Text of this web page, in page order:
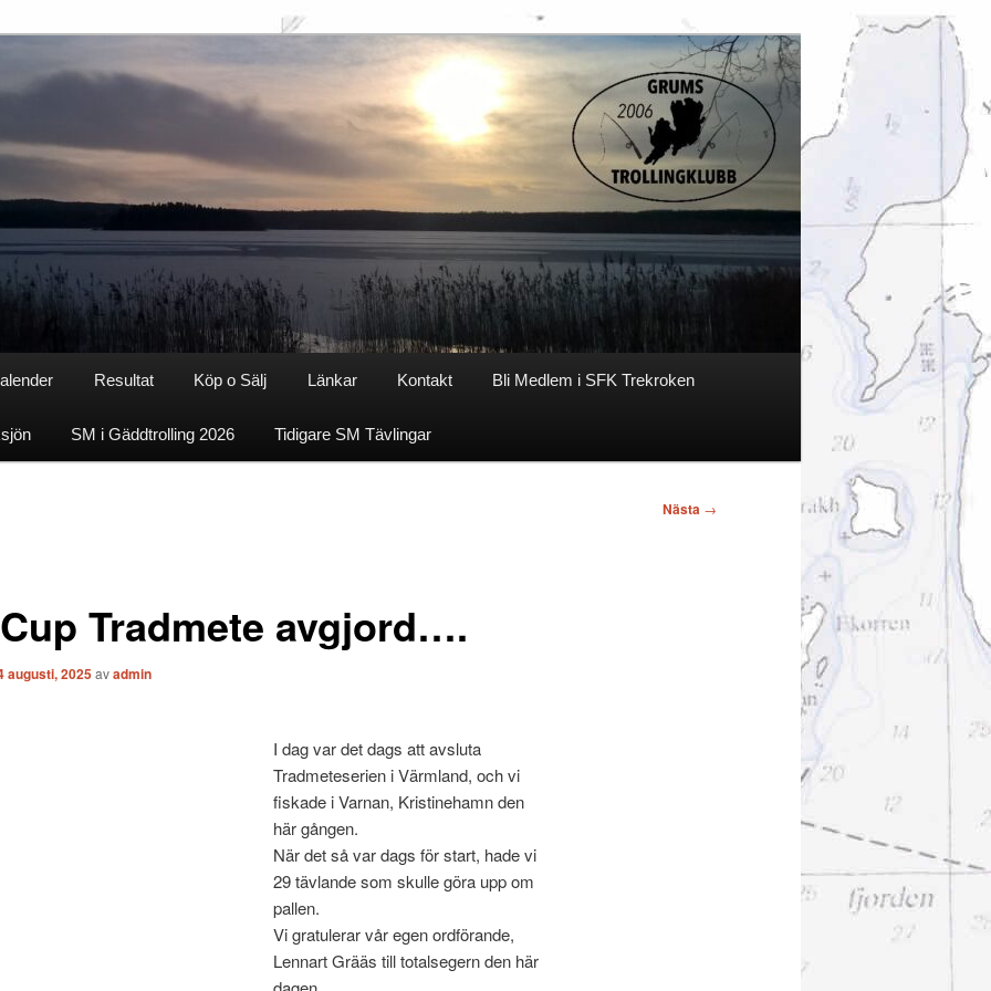
Resultat Köp o Sälj Länkar Kontakt Bli Medlem i SFK Trekroken
SM i Gäddtrolling 2026 Tidigare SM Tävlingar
Nästa →
Tradmete avgjord….
augusti, 2025avadmin
I dag var det dags att avsluta
Tradmeteserien i Värmland, och vi
fiskade i Varnan, Kristinehamn den
här gången.
När det så var dags för start, hade vi
29 tävlande som skulle göra upp om
pallen.
Vi gratulerar vår egen ordförande,
Lennart Grääs till totalsegern den här